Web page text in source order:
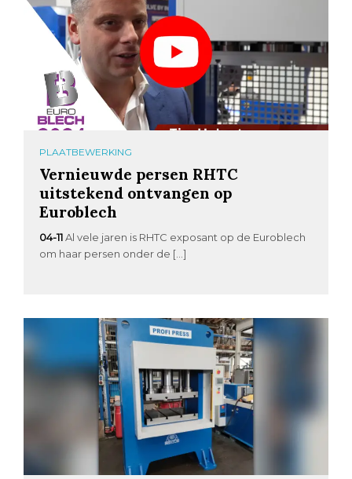
PLAATBEWERKING
Vernieuwde persen RHTC
uitstekend ontvangen op
Euroblech
04-11 Al vele jaren is RHTC exposant op de Euroblech
om haar persen onder de […]